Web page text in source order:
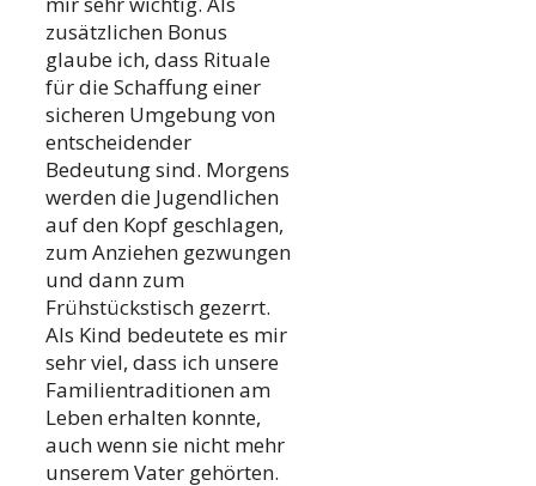
zusätzlichen Bonus
glaube ich, dass Rituale
für die Schaffung einer
sicheren Umgebung von
entscheidender
Bedeutung sind. Morgens
werden die Jugendlichen
auf den Kopf geschlagen,
zum Anziehen gezwungen
und dann zum
Frühstückstisch gezerrt.
Als Kind bedeutete es mir
sehr viel, dass ich unsere
Familientraditionen am
Leben erhalten konnte,
auch wenn sie nicht mehr
unserem Vater gehörten.